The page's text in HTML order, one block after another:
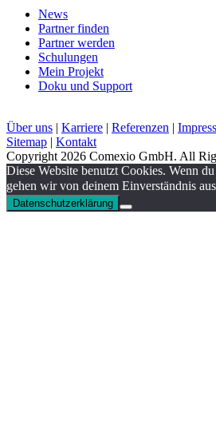
News
Partner finden
Partner werden
Schulungen
Mein Projekt
Doku und Support
Über uns | Karriere | Referenzen |
Sitemap | Kontakt
Copyright 2026 Comexio GmbH. All
Diese Website benutzt Cookies. Wenn
gehen wir von deinem Einverständnis
Datenschutzerklärung